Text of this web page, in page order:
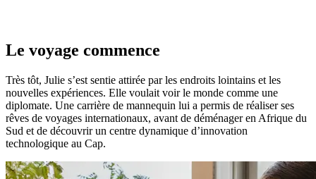
Le voyage commence
Très tôt, Julie s’est sentie attirée par les endroits lointains et les
nouvelles expériences. Elle voulait voir le monde comme une
diplomate. Une carrière de mannequin lui a permis de réaliser ses
rêves de voyages internationaux, avant de déménager en Afrique du
Sud et de découvrir un centre dynamique d’innovation
technologique au Cap.